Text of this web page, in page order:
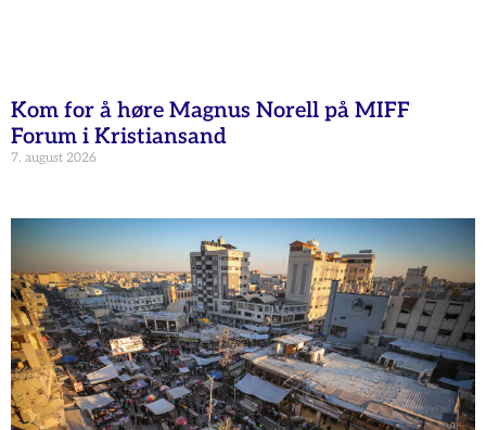
Kom for å høre Magnus Norell på MIFF
Forum i Kristiansand
7. august 2026